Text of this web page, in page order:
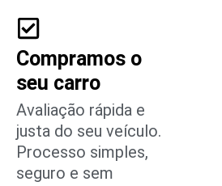
Compramos o
seu carro
Avaliação rápida e
justa do seu veículo.
Processo simples,
seguro e sem